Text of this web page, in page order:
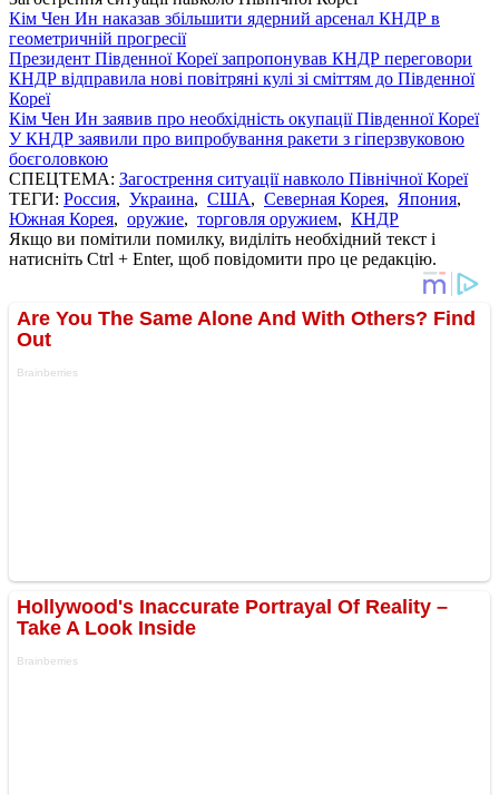
Кім Чен Ин наказав збільшити ядерний арсенал КНДР в
геометричній прогресії
Президент Південної Кореї запропонував КНДР переговори
КНДР відправила нові повітряні кулі зі сміттям до Південної
Кореї
Кім Чен Ин заявив про необхідність окупації Південної Кореї
У КНДР заявили про випробування ракети з гіперзвуковою
боєголовкою
СПЕЦТЕМА: Загострення ситуації навколо Пiвнічної Кореї
ТЕГИ: Россия, Украина, США, Северная Корея, Япония,
Южная Корея, оружие, торговля оружием, КНДР
Якщо ви помітили помилку, виділіть необхідний текст і
натисніть Ctrl + Enter, щоб повідомити про це редакцію.